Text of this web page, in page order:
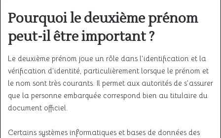
Pourquoi le deuxième prénom
peut-il être important ?
Le deuxième prénom joue un rôle dans l’identification et la
vérification d’identité, particulièrement lorsque le prénom et
le nom sont très courants. Il permet aux autorités de s’assurer
que la personne embarquée correspond bien au titulaire du
document officiel.
Certains systèmes informatiques et bases de données des